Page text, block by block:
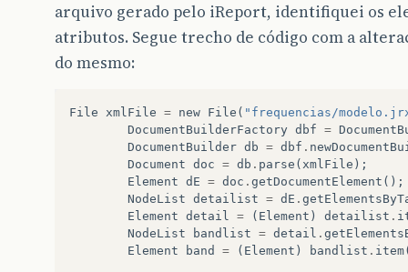
arquivo gerado pelo iReport, identifiquei os
atributos. Segue trecho de código com a
do mesmo:
File xmlFile = new File ( "frequencias/
DocumentBuilderFactory dbf =
DocumentBuilder db = dbf .
Document doc = db . parse ( xmlFile );
Element dE = doc . getDocumentElement ();
NodeList detailist = dE .
Element detail = ( Element ) detailist .
NodeList
bandlist = detail .
Element
band = ( Element ) bandlist . item